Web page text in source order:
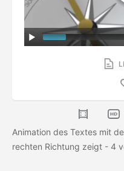
Animation des Textes mit
rechten Richtung zeigt - 4